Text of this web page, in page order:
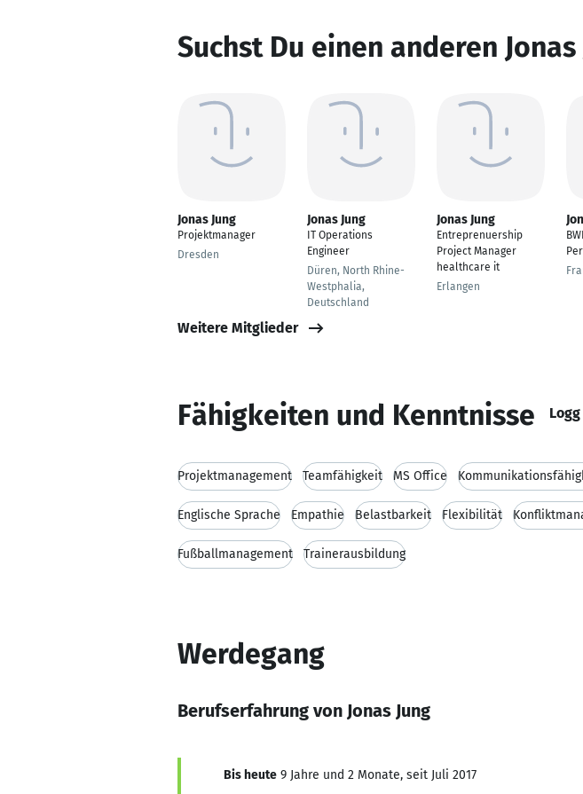
Suchst Du einen anderen Jonas
Jonas Jung
Projektmanager
Dresden
Jonas Jung
IT Operations
Engineer
Düren, North Rhine-
Westphalia,
Deutschland
Jonas Jung
Entreprenuership
Project Manager
healthcare it
Erlangen
Weitere Mitglieder
Fähigkeiten und Kenntnisse
Projektmanagement Teamfähigkeit MS Office
Englische Sprache Empathie Belastbarkeit Flexibilität
Fußballmanagement Trainerausbildung
Werdegang
Berufserfahrung von Jonas Jung
Bis heute 9 Jahre und 2 Monate, seit Juli 2017